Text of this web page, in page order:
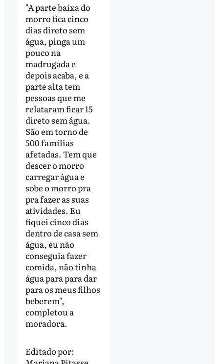
"A parte baixa do
morro fica cinco
dias direto sem
água, pinga um
pouco na
madrugada e
depois acaba, e a
parte alta tem
pessoas que me
relataram ficar 15
direto sem água.
São em torno de
500 famílias
afetadas. Tem que
descer o morro
carregar água e
sobe o morro pra
pra fazer as suas
atividades. Eu
fiquei cinco dias
dentro de casa sem
água, eu não
conseguia fazer
comida, não tinha
água para para dar
para os meus filhos
beberem",
completou a
moradora.
Editado por: